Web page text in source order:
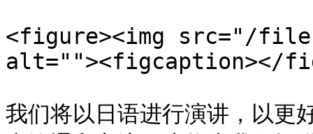
<figure><img src="/
alt=""><figcaption></
我们将以日语进行演讲，以更